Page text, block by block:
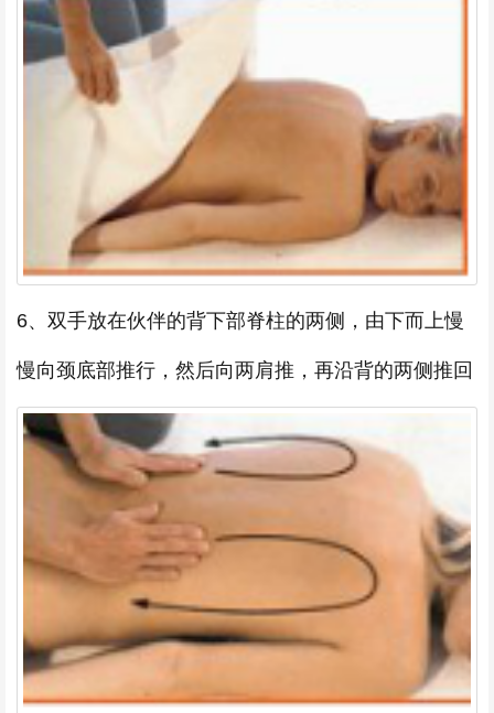
6、双手放在伙伴的背下部脊柱的两侧，由下而上慢
慢向颈底部推行，然后向两肩推，再沿背的两侧推回